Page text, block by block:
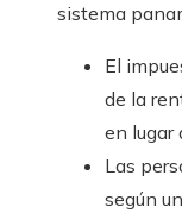
sistema
El
de la
en lugar
Las
según